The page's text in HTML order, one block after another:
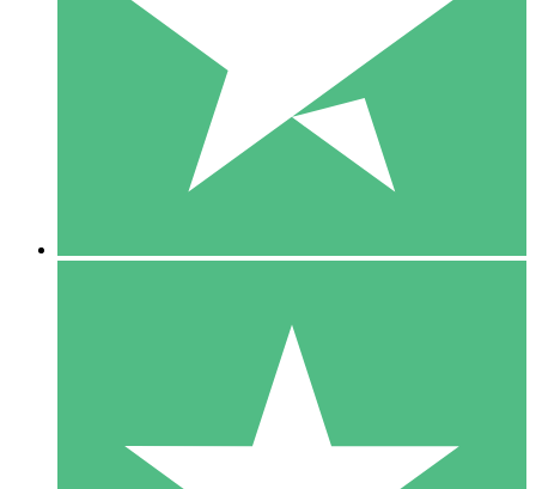
Paga a consumo con crediti di download. Nessun impegno
1 Download
10
US$1500
10 Download
20